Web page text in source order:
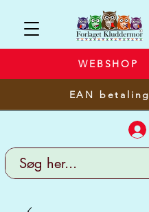
WEBSHOP
EAN betaling